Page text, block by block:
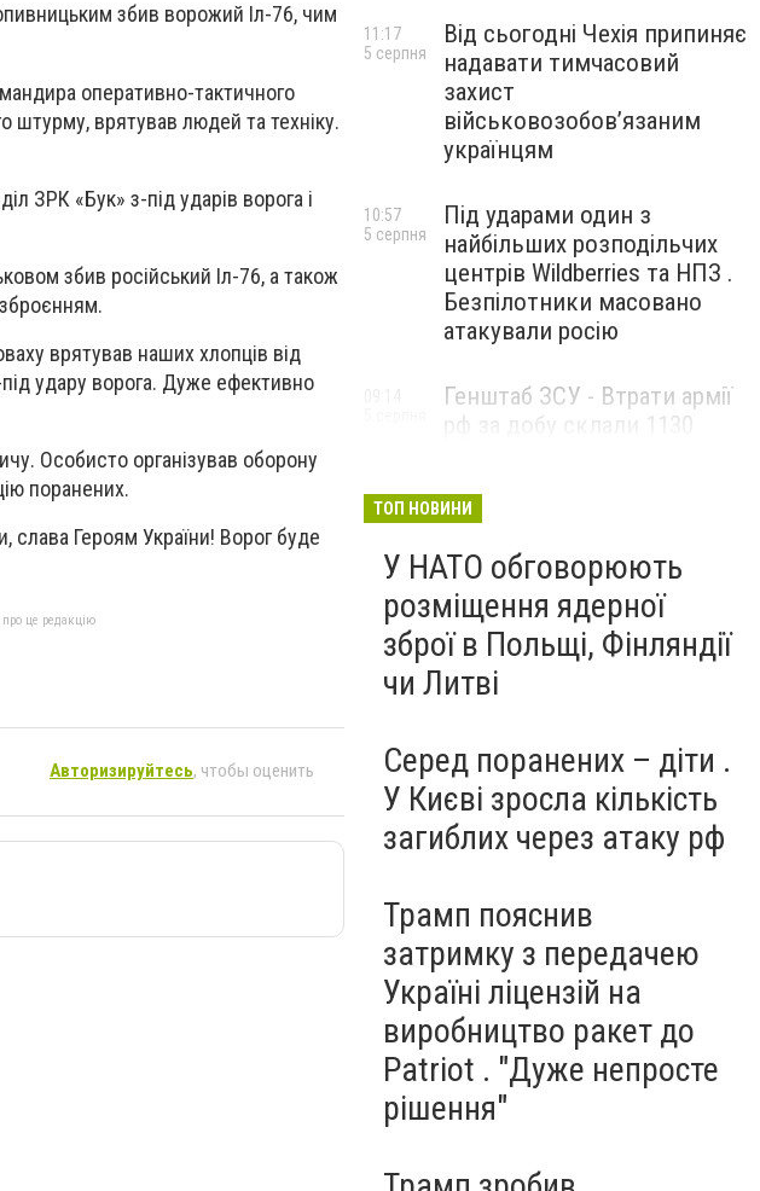
збив ворожий Іл-76, чим
оперативно-тактичного
штурму, врятував людей та техніку.
ЗРК «Бук» з-під ударів ворога і
збив російський Іл-76, а також
врятував наших хлопців від
удару ворога. Дуже ефективно
Особисто організував оборону
поранених.
слава Героям України! Ворог буде
це редакцію
Авторизируйтесь, чтобы оценить
Від сьогодні Чехія припиняє
надавати тимчасовий
захист
військовозобов’язаним
українцям
11:17
5 серпня
Під ударами один з
найбільших розподільчих
центрів Wildberries та НПЗ .
Безпілотники масовано
атакували росію
10:57
5 серпня
Генштаб ЗСУ - Втрати армії
рф за добу склали 1130
ТОП НОВИНИ
У НАТО обговорюють
розміщення ядерної
зброї в Польщі, Фінляндії
чи Литві
Серед поранених – діти .
У Києві зросла кількість
загиблих через атаку рф
Трамп пояснив
затримку з передачею
Україні ліцензій на
виробництво ракет до
Patriot . "Дуже непросте
рішення"